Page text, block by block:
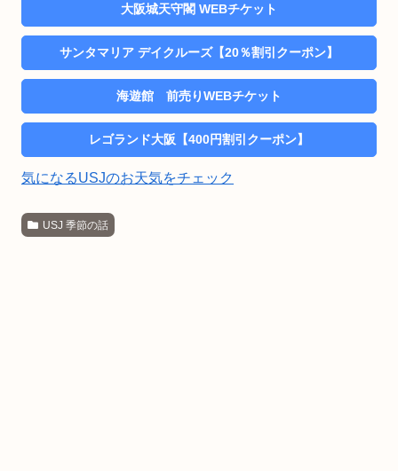
大阪城天守閣 WEBチケット
サンタマリア デイクルーズ【20％割引クーポン】
海遊館 前売りWEBチケット
レゴランド大阪【400円割引クーポン】
気になるUSJのお天気をチェック
USJ 季節の話